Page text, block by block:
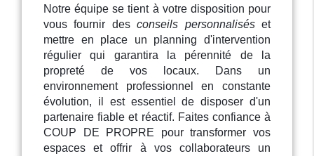
Notre équipe se tient à votre disposition pour
vous fournir desconseils personnaliséset
mettre en place un planning d'intervention
régulier qui garantira la pérennité de la
propreté de vos locaux. Dans un
environnement professionnel en constante
évolution, il est essentiel de disposer d'un
partenaire fiable et réactif. Faites confiance à
COUP DE PROPRE pour transformer vos
espaces et offrir à vos collaborateurs un